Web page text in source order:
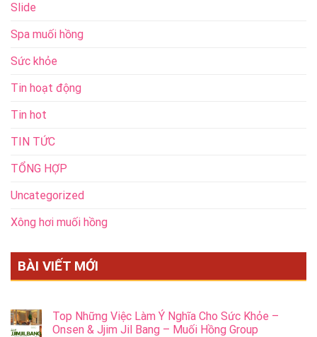
Slide
Spa muối hồng
Sức khỏe
Tin hoạt động
Tin hot
TIN TỨC
TỔNG HỢP
Uncategorized
Xông hơi muối hồng
BÀI VIẾT MỚI
Top Những Việc Làm Ý Nghĩa Cho Sức Khỏe –
Onsen & Jjim Jil Bang – Muối Hồng Group